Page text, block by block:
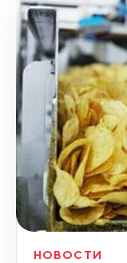
НОВОСТИ